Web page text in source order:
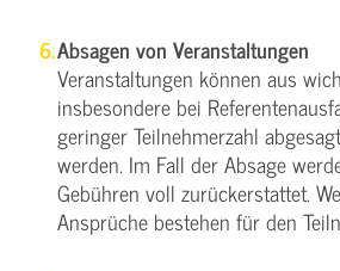
Absagen von Veranstaltungen
Veranstaltungen können aus
insbesondere bei
geringer Teilnehmerzahl
werden. Im Fall der Absage
Gebühren voll zurückerstattet.
Ansprüche bestehen für den